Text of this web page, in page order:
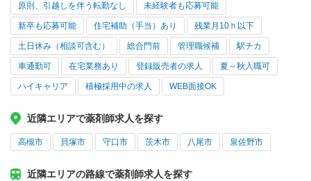
原則、引越しを伴う転勤なし 未経験者も応募可能
新卒も応募可能 住宅補助（手当）あり 残業月10ｈ以下
土日休み（相談可含む） 総合門前 管理職候補 駅チカ
車通勤可 在宅業務あり 登録販売者の求人 夏～秋入職可
ハイキャリア 積極採用中の求人 WEB面接OK
近隣エリアで薬剤師求人を探す
高槻市 貝塚市 守口市 茨木市 八尾市 泉佐野市
近隣エリアの路線で薬剤師求人を探す